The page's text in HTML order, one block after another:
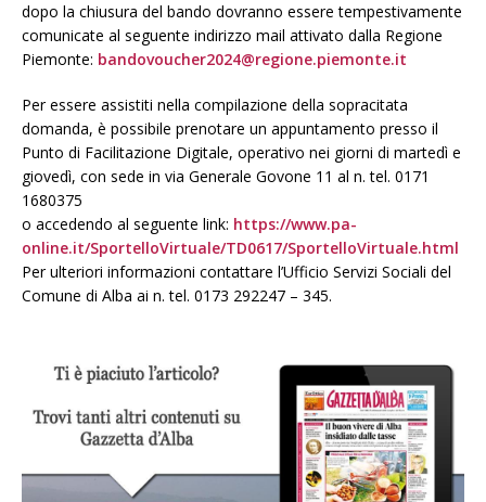
dopo la chiusura del bando dovranno essere tempestivamente
comunicate al seguente indirizzo mail attivato dalla Regione
Piemonte: bandovoucher2024@regione.piemonte.it
Per essere assistiti nella compilazione della sopracitata
domanda, è possibile prenotare un appuntamento presso il
Punto di Facilitazione Digitale, operativo nei giorni di martedì e
giovedì, con sede in via Generale Govone 11 al n. tel. 0171
1680375
o accedendo al seguente link: https://www.pa-
online.it/SportelloVirtuale/TD0617/SportelloVirtuale.html
Per ulteriori informazioni contattare l’Ufficio Servizi Sociali del
Comune di Alba ai n. tel. 0173 292247 – 345.